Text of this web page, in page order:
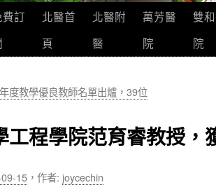
費訂
北醫首
頁
北醫附
醫
萬芳醫
院
雙
院
度教學優良教師名單出爐，39位
工程學院范育睿教授，
15 ， 作者: joycechin